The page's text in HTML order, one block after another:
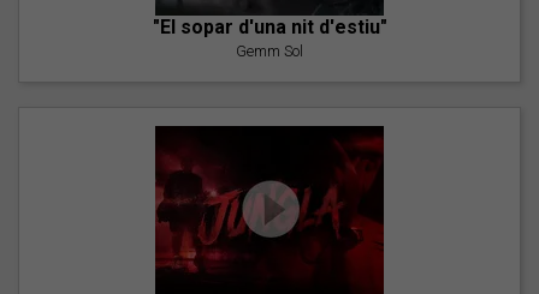
"El sopar d'una nit d'estiu"
Gemm Sol